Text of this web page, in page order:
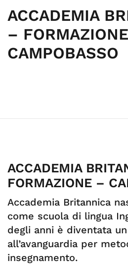
ACCADEMIA
–
CAMPOBASSO
ACCADEMIA
FORMAZIONE –
Accademia Britannica
come scuola di lingua
degli anni è diventata
all’avanguardia per
insegnamento.